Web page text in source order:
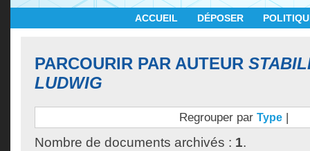
ACCUEIL DÉPOSER
PARCOURIR PAR AUTEUR
LUDWIG
Regrouper par Type |
Nombre de documents archivés : 1.